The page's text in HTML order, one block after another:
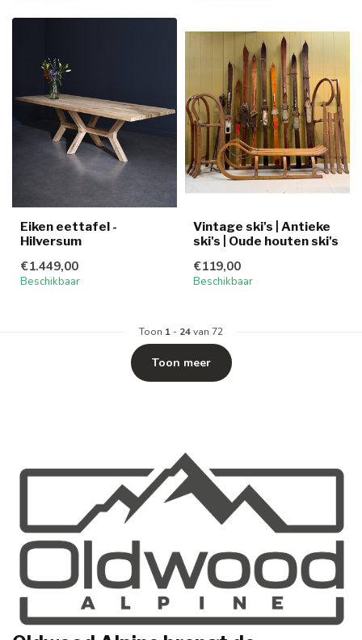
Eiken eettafel -
Hilversum
€1.449,00
Beschikbaar
Vintage ski's | Antieke
ski's | Oude houten ski's
€119,00
Beschikbaar
Toon 1 - 24van 72
Toon meer